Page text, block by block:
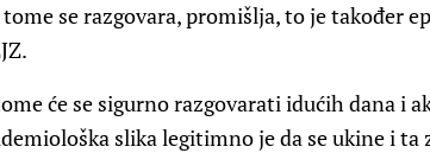
tome se razgovara, promišlja, to je također
će se sigurno razgovarati idućih dana i
slika legitimno je da se ukine i ta